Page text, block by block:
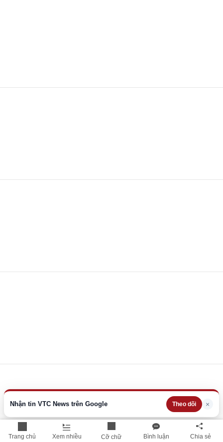
Trang chủ Xem nhiều Cỡ chữ Bình luận Chia sẻ
Nhận tin VTC News trên Google Theo dõi ×